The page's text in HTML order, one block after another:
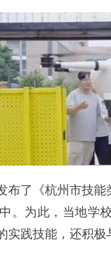
布了《杭州市技
。为此，当地学
实践技能，还积极